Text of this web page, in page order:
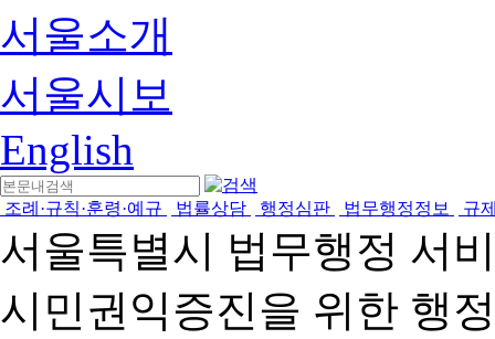
서울소개
서울시보
English
조례·규칙·훈령·예규 법률상담 행정심판 법무행정정보 규
서울특별시 법무행정 서
시민권익증진을 위한 행